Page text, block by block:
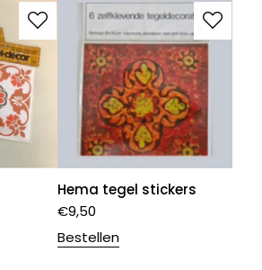
Hema tegel stickers
€9,50
Bestellen